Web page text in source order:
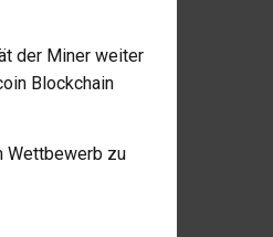
der Miner weiter
Blockchain
Wettbewerb zu